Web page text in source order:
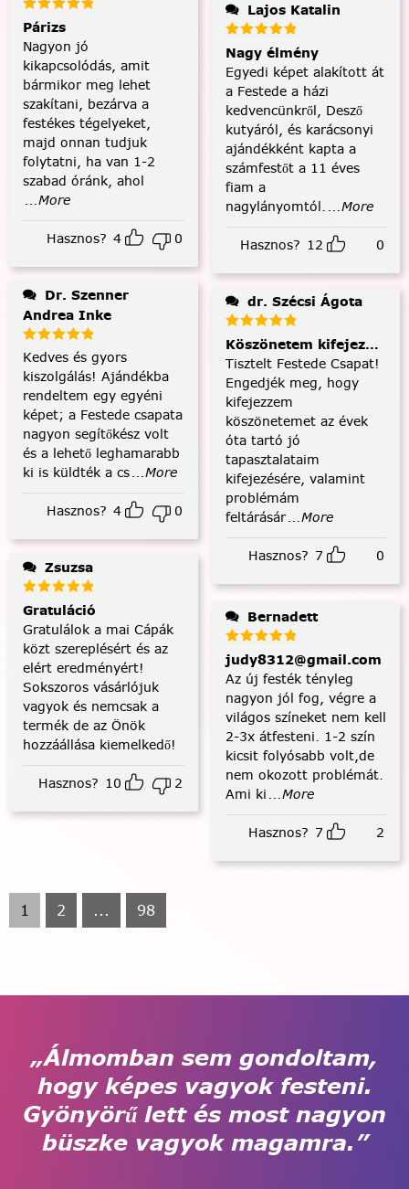
Párizs
Nagyon jó
kikapcsolódás, amit
bármikor meg lehet
szakítani, bezárva a
festékes tégelyeket,
majd onnan tudjuk
folytatni, ha van 1-2
szabad óránk, ahol
...More
Hasznos? 4 0
Andrea Inke
Kedves és gyors
kiszolgálás! Ajándékba
rendeltem egy egyéni
képet; a Festede csapata
nagyon segítőkész volt
és a lehető leghamarabb
ki is küldték a cs...More
Hasznos? 4 0
Zsuzsa
Gratuláció
Gratulálok a mai Cápák
közt szereplésért és az
elért eredményért!
Sokszoros vásárlójuk
vagyok és nemcsak a
termék de az Önök
hozzáállása kiemelkedő!
Hasznos? 10 2
Lajos Katalin
Nagy élmény
Egyedi képet alakított át
a Festede a házi
kedvencünkről, Desző
kutyáról, és karácsonyi
ajándékként kapta a
számfestőt a 11 éves
fiam a
nagylányomtól. ...More
Hasznos? 12 0
dr. Szécsi Ágota
Köszönetem kifejezése
Tisztelt Festede Csapat!
Engedjék meg, hogy
kifejezzem
köszönetemet az évek
óta tartó jó
tapasztalataim
kifejezésére, valamint
problémám
feltárásár...More
Hasznos? 7 0
Bernadett
judy8312@gmail.com
Az új festék tényleg
nagyon jól fog, végre a
világos színeket nem kell
2-3x átfesteni. 1-2 szín
kicsit folyósabb volt,de
nem okozott problémát.
Ami ki ...More
Hasznos? 7 2
1 2 ... 98
„Álmomban sem gondoltam,
hogy képes vagyok festeni.
Gyönyörű lett és most nagyon
büszke vagyok magamra.”